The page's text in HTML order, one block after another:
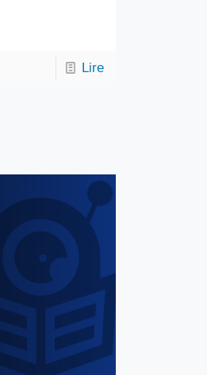
Lire